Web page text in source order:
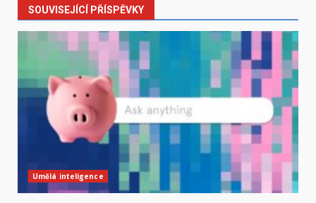
SOUVISEJÍCÍ PŘÍSPĚVKY
Umělá inteligence